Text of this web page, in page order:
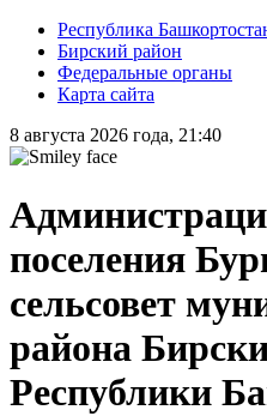
Республика
Бирский район
Федеральные органы
Карта сайта
8 августа 2026 года, 21:40
поселения
сельсовет
района
Республики